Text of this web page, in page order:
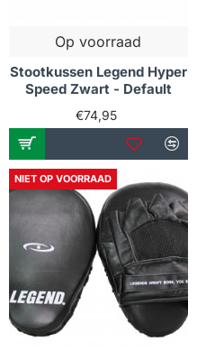
Op voorraad
Stootkussen Legend Hyper
Speed Zwart - Default
€74,95
NIET OP VOORRAAD